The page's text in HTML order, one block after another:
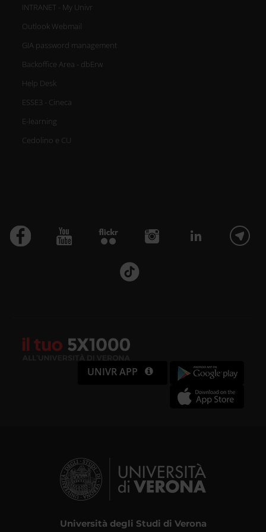
INTRANET - My Univr
Outlook Webmail
GIA password management
Backoffice Area - dbErw
Help Desk
ESSE3 - Cineca
E-learning
Cedolino e CU
UNIVR APP
Università degli Studi di Verona